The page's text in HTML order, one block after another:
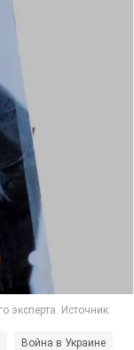
Война в Украине